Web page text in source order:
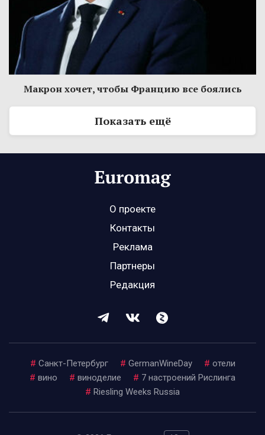
Макрон хочет, чтобы Францию все боялись
Показать ещё
О проекте
Контакты
Реклама
Партнеры
Редакция
# Санкт-Петербург # GermanWineDay # отели
# вино # виноделие # 7 настроений Рислинга
# Riesling Weeks Russia